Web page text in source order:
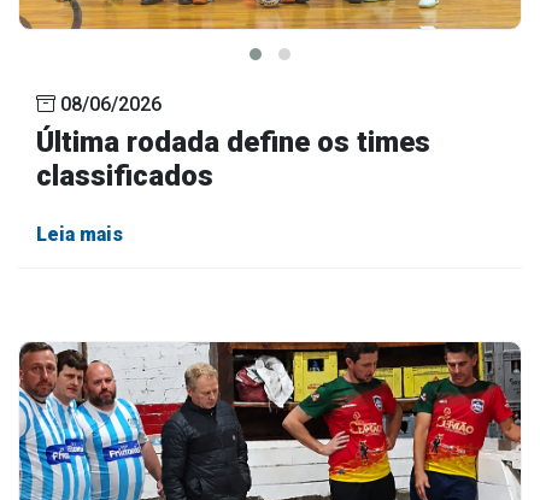
08/06/2026
Última rodada define os times
classificados
Leia mais